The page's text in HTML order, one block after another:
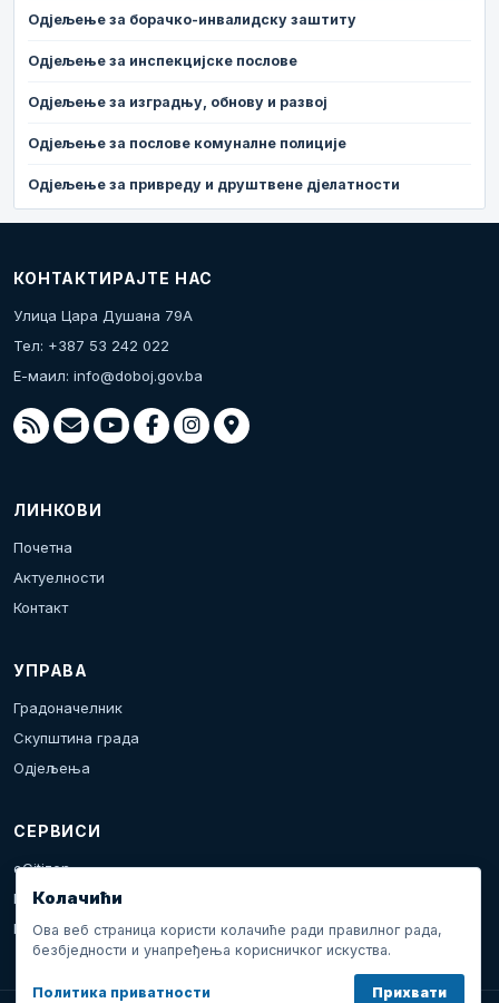
Одјељење за борачко-инвалидску заштиту
Одјељење за инспекцијске послове
Одјељење за изградњу, обнову и развој
Одјељење за послове комуналне полиције
Одјељење за привреду и друштвене дјелатности
КОНТАКТИРАЈТЕ НАС
Улица Цара Душана 79А
Тел: +387 53 242 022
Е-маил: info@doboj.gov.ba
ЛИНКОВИ
Почетна
Актуелности
Контакт
УПРАВА
Градоначелник
Скупштина града
Одјељења
СЕРВИСИ
eCitizen
Пријава проблема
Календар дешавања
Колачићи
Ова веб страница користи колачиће ради правилног рада,
безбједности и унапређења корисничког искуства.
Политика приватности Прихвати